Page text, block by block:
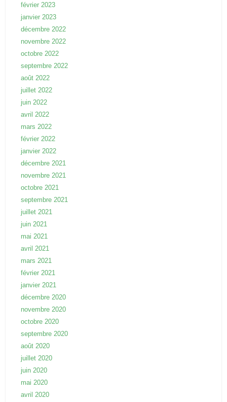
février 2023
janvier 2023
décembre 2022
novembre 2022
octobre 2022
septembre 2022
août 2022
juillet 2022
juin 2022
avril 2022
mars 2022
février 2022
janvier 2022
décembre 2021
novembre 2021
octobre 2021
septembre 2021
juillet 2021
juin 2021
mai 2021
avril 2021
mars 2021
février 2021
janvier 2021
décembre 2020
novembre 2020
octobre 2020
septembre 2020
août 2020
juillet 2020
juin 2020
mai 2020
avril 2020